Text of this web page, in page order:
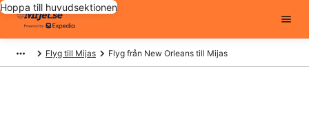
Hoppa till huvudsektionen
Flyg till Mijas Flyg från New Orleans till Mijas